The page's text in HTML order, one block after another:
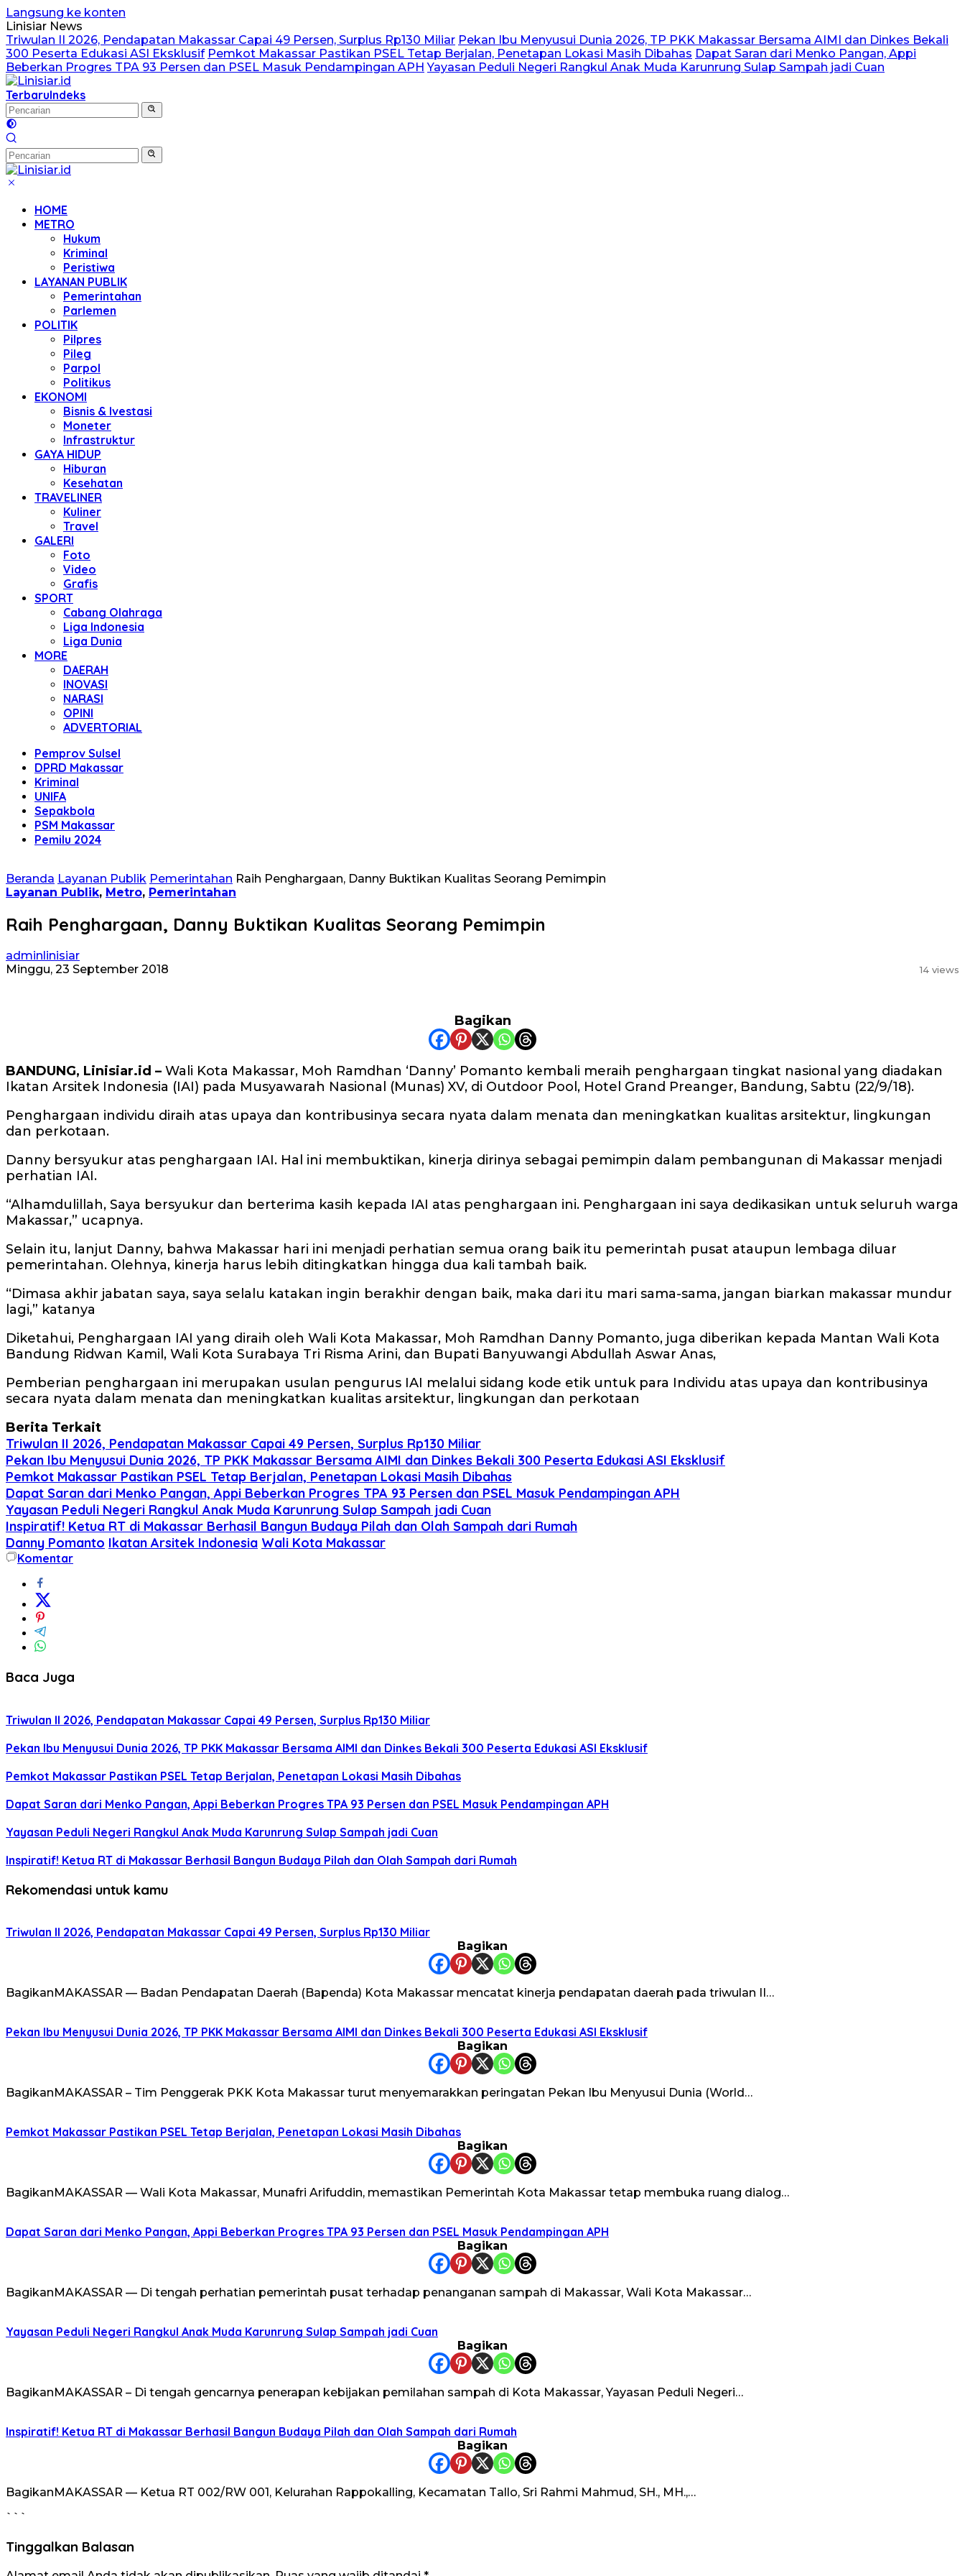
Langsung ke konten
Linisiar News
Triwulan II 2026, Pendapatan Makassar Capai 49 Persen, Surplus Rp130 Miliar Pekan Ibu Menyusui Dunia 2026, TP PKK Makassar Bersama AIMI dan Dinkes Bekali
300 Peserta Edukasi ASI Eksklusif Pemkot Makassar Pastikan PSEL Tetap Berjalan, Penetapan Lokasi Masih Dibahas Dapat Saran dari Menko Pangan, Appi
Beberkan Progres TPA 93 Persen dan PSEL Masuk Pendampingan APH Yayasan Peduli Negeri Rangkul Anak Muda Karunrung Sulap Sampah jadi Cuan
TerbaruIndeks
HOME
METRO
Hukum
Kriminal
Peristiwa
LAYANAN PUBLIK
Pemerintahan
Parlemen
POLITIK
Pilpres
Pileg
Parpol
Politikus
EKONOMI
Bisnis & Ivestasi
Moneter
Infrastruktur
GAYA HIDUP
Hiburan
Kesehatan
TRAVELINER
Kuliner
Travel
GALERI
Foto
Video
Grafis
SPORT
Cabang Olahraga
Liga Indonesia
Liga Dunia
MORE
DAERAH
INOVASI
NARASI
OPINI
ADVERTORIAL
Pemprov Sulsel
DPRD Makassar
Kriminal
UNIFA
Sepakbola
PSM Makassar
Pemilu 2024
Beranda Layanan Publik Pemerintahan Raih Penghargaan, Danny Buktikan Kualitas Seorang Pemimpin
Layanan Publik, Metro, Pemerintahan
Raih Penghargaan, Danny Buktikan Kualitas Seorang Pemimpin
adminlinisiar
Minggu, 23 September 2018
14 views
Bagikan
BANDUNG, Linisiar.id – Wali Kota Makassar, Moh Ramdhan ‘Danny’ Pomanto kembali meraih penghargaan tingkat nasional yang diadakan
Ikatan Arsitek Indonesia (IAI) pada Musyawarah Nasional (Munas) XV, di Outdoor Pool, Hotel Grand Preanger, Bandung, Sabtu (22/9/18).
Penghargaan individu diraih atas upaya dan kontribusinya secara nyata dalam menata dan meningkatkan kualitas arsitektur, lingkungan
dan perkotaan.
Danny bersyukur atas penghargaan IAI. Hal ini membuktikan, kinerja dirinya sebagai pemimpin dalam pembangunan di Makassar menjadi
perhatian IAI.
“Alhamdulillah, Saya bersyukur dan berterima kasih kepada IAI atas penghargaan ini. Penghargaan ini saya dedikasikan untuk seluruh warga
Makassar,” ucapnya.
Selain itu, lanjut Danny, bahwa Makassar hari ini menjadi perhatian semua orang baik itu pemerintah pusat ataupun lembaga diluar
pemerintahan. Olehnya, kinerja harus lebih ditingkatkan hingga dua kali tambah baik.
“Dimasa akhir jabatan saya, saya selalu katakan ingin berakhir dengan baik, maka dari itu mari sama-sama, jangan biarkan makassar mundur
lagi,” katanya
Diketahui, Penghargaan IAI yang diraih oleh Wali Kota Makassar, Moh Ramdhan Danny Pomanto, juga diberikan kepada Mantan Wali Kota
Bandung Ridwan Kamil, Wali Kota Surabaya Tri Risma Arini, dan Bupati Banyuwangi Abdullah Aswar Anas,
Pemberian penghargaan ini merupakan usulan pengurus IAI melalui sidang kode etik untuk para Individu atas upaya dan kontribusinya
secara nyata dalam menata dan meningkatkan kualitas arsitektur, lingkungan dan perkotaan
Berita Terkait
Triwulan II 2026, Pendapatan Makassar Capai 49 Persen, Surplus Rp130 Miliar
Pekan Ibu Menyusui Dunia 2026, TP PKK Makassar Bersama AIMI dan Dinkes Bekali 300 Peserta Edukasi ASI Eksklusif
Pemkot Makassar Pastikan PSEL Tetap Berjalan, Penetapan Lokasi Masih Dibahas
Dapat Saran dari Menko Pangan, Appi Beberkan Progres TPA 93 Persen dan PSEL Masuk Pendampingan APH
Yayasan Peduli Negeri Rangkul Anak Muda Karunrung Sulap Sampah jadi Cuan
Inspiratif! Ketua RT di Makassar Berhasil Bangun Budaya Pilah dan Olah Sampah dari Rumah
Danny Pomanto Ikatan Arsitek Indonesia Wali Kota Makassar
Komentar
Baca Juga
Triwulan II 2026, Pendapatan Makassar Capai 49 Persen, Surplus Rp130 Miliar
Pekan Ibu Menyusui Dunia 2026, TP PKK Makassar Bersama AIMI dan Dinkes Bekali 300 Peserta Edukasi ASI Eksklusif
Pemkot Makassar Pastikan PSEL Tetap Berjalan, Penetapan Lokasi Masih Dibahas
Dapat Saran dari Menko Pangan, Appi Beberkan Progres TPA 93 Persen dan PSEL Masuk Pendampingan APH
Yayasan Peduli Negeri Rangkul Anak Muda Karunrung Sulap Sampah jadi Cuan
Inspiratif! Ketua RT di Makassar Berhasil Bangun Budaya Pilah dan Olah Sampah dari Rumah
Rekomendasi untuk kamu
Triwulan II 2026, Pendapatan Makassar Capai 49 Persen, Surplus Rp130 Miliar
Bagikan
BagikanMAKASSAR — Badan Pendapatan Daerah (Bapenda) Kota Makassar mencatat kinerja pendapatan daerah pada triwulan II…
Pekan Ibu Menyusui Dunia 2026, TP PKK Makassar Bersama AIMI dan Dinkes Bekali 300 Peserta Edukasi ASI Eksklusif
Bagikan
BagikanMAKASSAR – Tim Penggerak PKK Kota Makassar turut menyemarakkan peringatan Pekan Ibu Menyusui Dunia (World…
Pemkot Makassar Pastikan PSEL Tetap Berjalan, Penetapan Lokasi Masih Dibahas
Bagikan
BagikanMAKASSAR — Wali Kota Makassar, Munafri Arifuddin, memastikan Pemerintah Kota Makassar tetap membuka ruang dialog…
Dapat Saran dari Menko Pangan, Appi Beberkan Progres TPA 93 Persen dan PSEL Masuk Pendampingan APH
Bagikan
BagikanMAKASSAR — Di tengah perhatian pemerintah pusat terhadap penanganan sampah di Makassar, Wali Kota Makassar…
Yayasan Peduli Negeri Rangkul Anak Muda Karunrung Sulap Sampah jadi Cuan
Bagikan
BagikanMAKASSAR – Di tengah gencarnya penerapan kebijakan pemilahan sampah di Kota Makassar, Yayasan Peduli Negeri…
Inspiratif! Ketua RT di Makassar Berhasil Bangun Budaya Pilah dan Olah Sampah dari Rumah
Bagikan
BagikanMAKASSAR — Ketua RT 002/RW 001, Kelurahan Rappokalling, Kecamatan Tallo, Sri Rahmi Mahmud, SH., MH.,…
```
Tinggalkan Balasan